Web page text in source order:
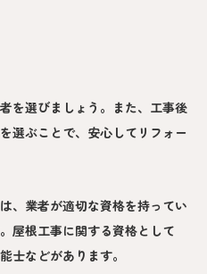
を選びましょう。また、工事後
選ぶことで、安心してリフォー
、業者が適切な資格を持ってい
屋根工事に関する資格として
士などがあります。